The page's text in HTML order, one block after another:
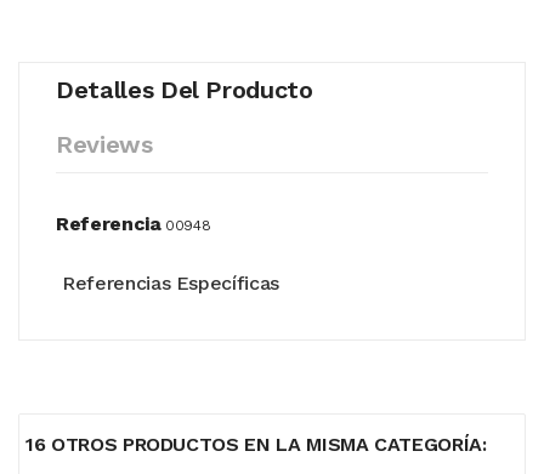
Detalles Del Producto
Reviews
Referencia 00948
Referencias Específicas
16 OTROS PRODUCTOS EN LA MISMA CATEGORÍA: